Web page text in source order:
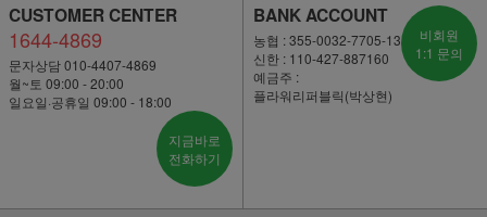
CUSTOMER CENTER
1644-4869
문자상담 010-4407-4869
월~토 09:00 - 20:00
일요일·공휴일 09:00 - 18:00
지금바로
전화하기
BANK ACCOUNT
농협 : 355-0032-7705-13
신한 : 110-427-887160
예금주 :
플라워리퍼블릭(박상현)
비회원
1:1 문의